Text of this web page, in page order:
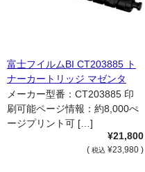
富士フイルムBI CT203885 ト
ナーカートリッジ マゼンタ
（M） 国内純正品
メーカー型番：CT203885 印
刷可能ページ情報：約8,000ぺ
ージプリント可 […]
¥21,800
( 税込 ¥23,980 )